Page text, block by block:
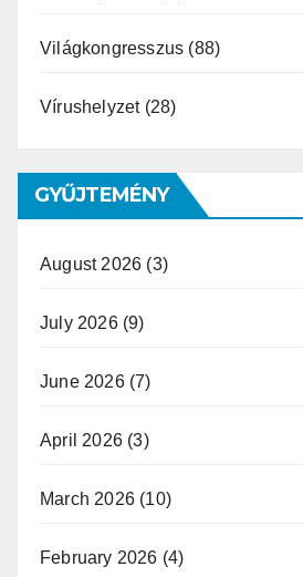
Világkongresszus (88)
Vírushelyzet(28)
GYŰJTEMÉNY
August 2026 (3)
July 2026(9)
June 2026(7)
April 2026 (3)
March 2026 (10)
February 2026 (4)